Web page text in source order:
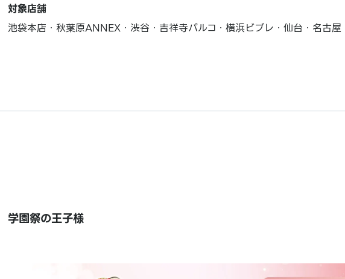
対象店舗
池袋本店・秋葉原ANNEX・渋谷・吉祥寺パルコ・横浜ビブレ・仙台・名古
学園祭の王子様